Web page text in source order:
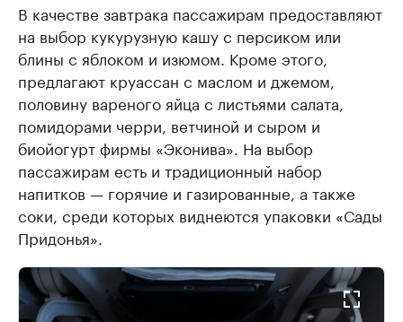
В качестве завтрака пассажирам предоставляют
на выбор кукурузную кашу с персиком или
блины с яблоком и изюмом. Кроме этого,
предлагают круассан с маслом и джемом,
половину вареного яйца с листьями салата,
помидорами черри, ветчиной и сыром и
биойогурт фирмы «Эконива». На выбор
пассажирам есть и традиционный набор
напитков — горячие и газированные, а также
соки, среди которых виднеются упаковки «Сады
Придонья».